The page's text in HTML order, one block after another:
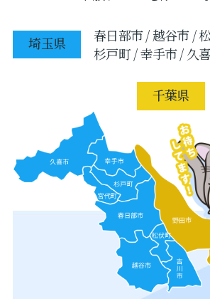
埼玉県
春日部市 / 越谷市 /
杉戸町 / 幸手市 / 久
千葉県